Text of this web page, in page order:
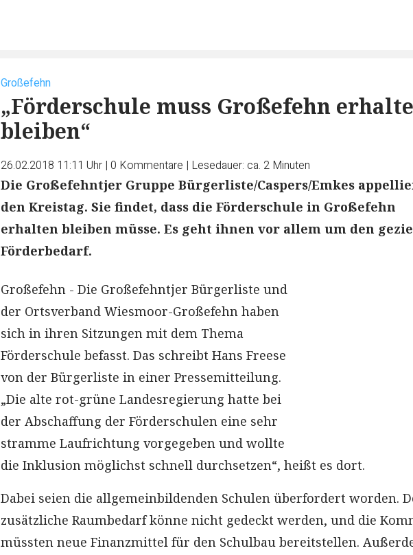
Großefehn
„Förderschule muss Großefehn
bleiben“
26.02.2018 11:11 Uhr | 0 Kommentare | Lesedauer: ca. 2 Minuten
Die Großefehntjer Gruppe Bürgerliste/Caspers/Emkes
den Kreistag. Sie findet, dass die Förderschule in Großefehn
erhalten bleiben müsse. Es geht ihnen vor allem um den
Förderbedarf.
Großefehn - Die Großefehntjer Bürgerliste und
der Ortsverband Wiesmoor-Großefehn haben
sich in ihren Sitzungen mit dem Thema
Förderschule befasst. Das schreibt Hans Freese
von der Bürgerliste in einer Pressemitteilung.
„Die alte rot-grüne Landesregierung hatte bei
der Abschaffung der Förderschulen eine sehr
stramme Laufrichtung vorgegeben und wollte
die Inklusion möglichst schnell durchsetzen“, heißt es dort.
Dabei seien die allgemeinbildenden Schulen überfordert worden.
zusätzliche Raumbedarf könne nicht gedeckt werden, und die
müssten neue Finanzmittel für den Schulbau bereitstellen.